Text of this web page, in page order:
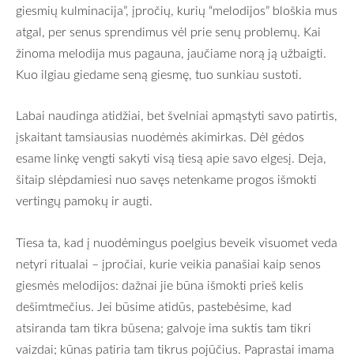
giesmių kulminacija”, įpročių, kurių “melodijos” bloškia mus
atgal, per senus sprendimus vėl prie senų problemų. Kai
žinoma melodija mus pagauna, jaučiame norą ją užbaigti.
Kuo ilgiau giedame seną giesmę, tuo sunkiau sustoti.
Labai naudinga atidžiai, bet švelniai apmąstyti savo patirtis,
įskaitant tamsiausias nuodėmės akimirkas. Dėl gėdos
esame linkę vengti sakyti visą tiesą apie savo elgesį. Deja,
šitaip slėpdamiesi nuo savęs netenkame progos išmokti
vertingų pamokų ir augti.
Tiesa ta, kad į nuodėmingus poelgius beveik visuomet veda
netyri ritualai – įpročiai, kurie veikia panašiai kaip senos
giesmės melodijos: dažnai jie būna išmokti prieš kelis
dešimtmečius. Jei būsime atidūs, pastebėsime, kad
atsiranda tam tikra būsena; galvoje ima suktis tam tikri
vaizdai; kūnas patiria tam tikrus pojūčius. Paprastai imama